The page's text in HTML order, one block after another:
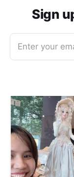
Sign
Enter your